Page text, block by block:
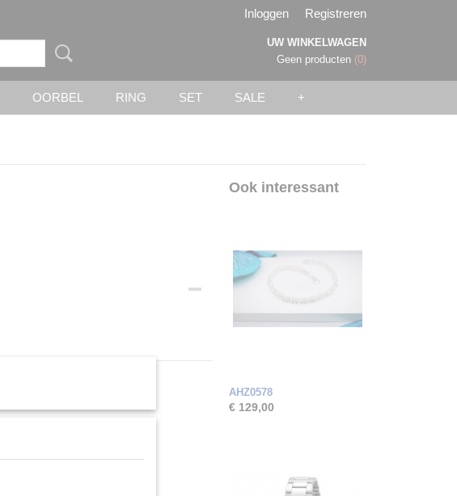
Inloggen Registreren
UW WINKELWAGEN
Geen producten (0)
OORBEL RING SET SALE +
Ook interessant
AHZ0578
€ 129,00